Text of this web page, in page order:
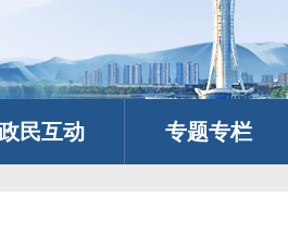
民互动 专题专栏